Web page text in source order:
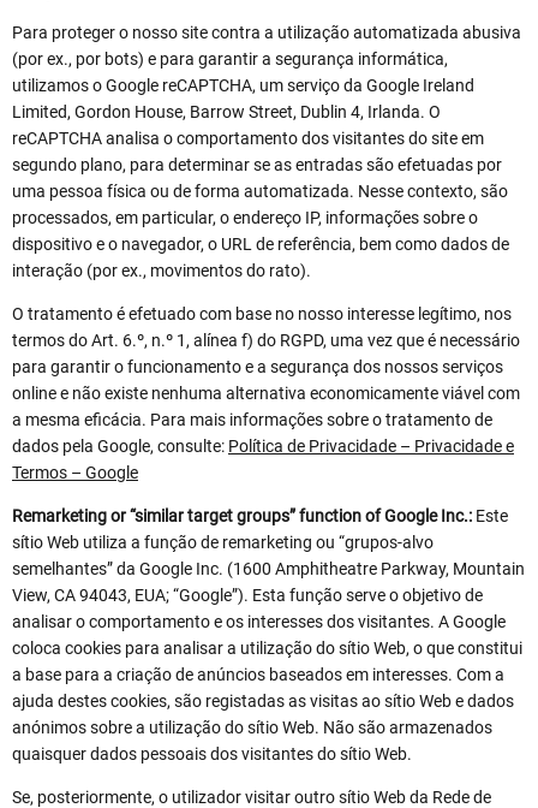
Para proteger o nosso site contra a utilização automatizada abusiva
(por ex., por bots) e para garantir a segurança informática,
utilizamos o Google reCAPTCHA, um serviço da Google Ireland
Limited, Gordon House, Barrow Street, Dublin 4, Irlanda. O
reCAPTCHA analisa o comportamento dos visitantes do site em
segundo plano, para determinar se as entradas são efetuadas por
uma pessoa física ou de forma automatizada. Nesse contexto, são
processados, em particular, o endereço IP, informações sobre o
dispositivo e o navegador, o URL de referência, bem como dados de
interação (por ex., movimentos do rato).
O tratamento é efetuado com base no nosso interesse legítimo, nos
termos do Art. 6.º, n.º 1, alínea f) do RGPD, uma vez que é necessário
para garantir o funcionamento e a segurança dos nossos serviços
online e não existe nenhuma alternativa economicamente viável com
a mesma eficácia. Para mais informações sobre o tratamento de
dados pela Google, consulte: Política de Privacidade – Privacidade e
Termos – Google
Remarketing or “similar target groups” function of Google Inc.: Este
sítio Web utiliza a função de remarketing ou “grupos-alvo
semelhantes” da Google Inc. (1600 Amphitheatre Parkway, Mountain
View, CA 94043, EUA; “Google”). Esta função serve o objetivo de
analisar o comportamento e os interesses dos visitantes. A Google
coloca cookies para analisar a utilização do sítio Web, o que constitui
a base para a criação de anúncios baseados em interesses. Com a
ajuda destes cookies, são registadas as visitas ao sítio Web e dados
anónimos sobre a utilização do sítio Web. Não são armazenados
quaisquer dados pessoais dos visitantes do sítio Web.
Se, posteriormente, o utilizador visitar outro sítio Web da Rede de